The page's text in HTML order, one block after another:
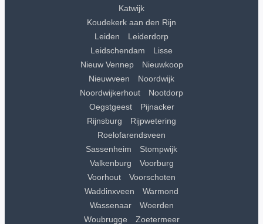
Katwijk
Koudekerk aan den Rijn
Leiden
Leiderdorp
Leidschendam
Lisse
Nieuw Vennep
Nieuwkoop
Nieuwveen
Noordwijk
Noordwijkerhout
Nootdorp
Oegstgeest
Pijnacker
Rijnsburg
Rijpwetering
Roelofarendsveen
Sassenheim
Stompwijk
Valkenburg
Voorburg
Voorhout
Voorschoten
Waddinxveen
Warmond
Wassenaar
Woerden
Woubrugge
Zoetermeer